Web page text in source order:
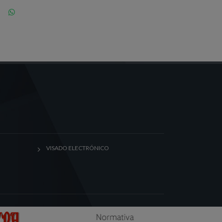
VISADO ELECTRÓNICO